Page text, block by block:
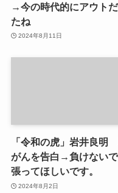
→今の時代的にアウト
たね
2024年8月11日
「令和の虎」岩井良明
がんを告白→負けない
張ってほしいです。
2024年8月2日